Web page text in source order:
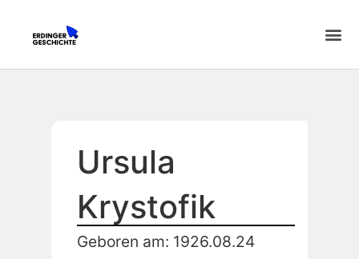
Ursula
Krystofik
Geboren am: 1926.08.24